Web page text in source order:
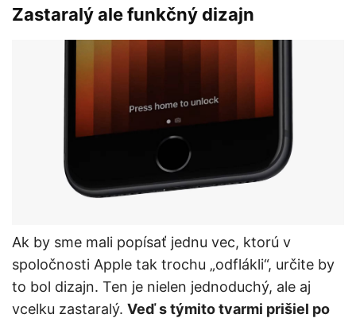
Zastaralý ale funkčný dizajn
Ak by sme mali popísať jednu vec, ktorú v
spoločnosti Apple tak trochu „odflákli“, určite by
to bol dizajn. Ten je nielen jednoduchý, ale aj
vcelku zastaralý. Veď s týmito tvarmi prišiel po